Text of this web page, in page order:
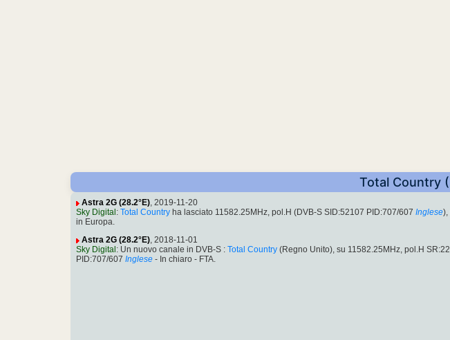
Total Country
Astra 2G (28.2°E), 2019-11-20
Sky Digital : Total Country ha lasciato 11582.25MHz, pol.H (DVB-S SID:52107 PID:707/607 Inglese),
in Europa.
Astra 2G (28.2°E), 2018-11-01
Sky Digital : Un nuovo canale in DVB-S : Total Country (Regno Unito), su 11582.25MHz, pol.H
PID:707/607 Inglese - In chiaro - FTA.